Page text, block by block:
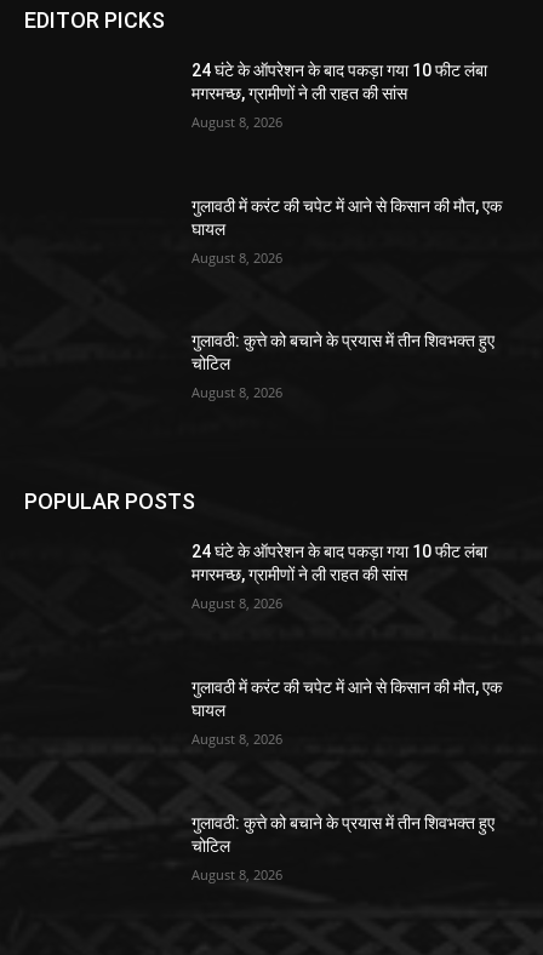
EDITOR PICKS
24 घंटे के ऑपरेशन के बाद पकड़ा गया 10 फीट लंबा
मगरमच्छ, ग्रामीणों ने ली राहत की सांस
August 8, 2026
गुलावठी में करंट की चपेट में आने से किसान की मौत, एक
घायल
August 8, 2026
गुलावठी: कुत्ते को बचाने के प्रयास में तीन शिवभक्त हुए
चोटिल
August 8, 2026
POPULAR POSTS
24 घंटे के ऑपरेशन के बाद पकड़ा गया 10 फीट लंबा
मगरमच्छ, ग्रामीणों ने ली राहत की सांस
August 8, 2026
गुलावठी में करंट की चपेट में आने से किसान की मौत, एक
घायल
August 8, 2026
गुलावठी: कुत्ते को बचाने के प्रयास में तीन शिवभक्त हुए
चोटिल
August 8, 2026